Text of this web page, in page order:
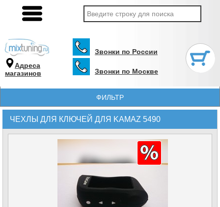
Адреса
магазинов
Звонки по России
Звонки по Москве
ФИЛЬТР
ЧЕХЛЫ ДЛЯ КЛЮЧЕЙ ДЛЯ KAMAZ 5490